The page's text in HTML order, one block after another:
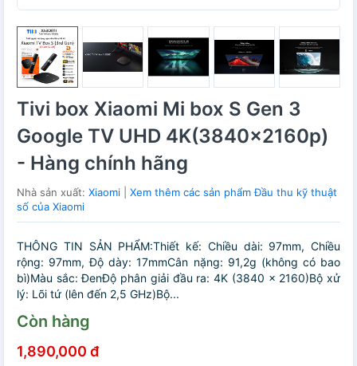
Tivi box Xiaomi Mi box S Gen 3
Google TV UHD 4K(3840×2160p)
- Hàng chính hãng
Nhà sản xuất: Xiaomi
Xem thêm các sản phẩm Đầu thu kỹ thuật
số của Xiaomi
THÔNG TIN SẢN PHẨM:Thiết kế: Chiều dài: 97mm, Chiều
rộng: 97mm, Độ dày: 17mmCân nặng: 91,2g (không có bao
bì)Màu sắc: ĐenĐộ phân giải đầu ra: 4K (3840 x 2160)Bộ xử
lý: Lõi tứ (lên đến 2,5 GHz)Bộ...
Còn hàng
1,890,000 đ